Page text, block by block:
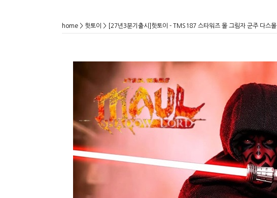
home > 핫토이 > [27년3분기출시]핫토이 - TMS187 스타워즈 몰 그림자 군주 다스몰